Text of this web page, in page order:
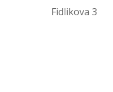
Fidlikova 3